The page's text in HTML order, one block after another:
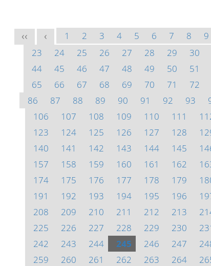
<< < 1 2 3 4 5 6 7 8 9
23
24 25 26 27 28 29 30
44
45 46 47 48 49 50 51
65
66 67 68 69 70 71 72
86
87 88 89 90 91 92 93
106
107 108 109 110 111
123
124 125 126 127 128
140
141 142 143 144 145
157
158 159 160 161 162
174
175 176 177 178 179
191
192 193 194 195 196
208
209 210 211 212 213
225
226 227 228 229 230
242
243 244 245 246 247
259
260 261 262 263 264